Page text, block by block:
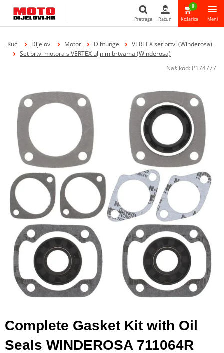
Pretraga
Pretraga Račun
0
Košarica Meni
Kući Dijelovi Motor Dihtunge
VERTEX set brtvi (Winderosa)
Set brtvi motora s VERTEX uljnim brtvama (Winderosa)
Naš kod: P174777
Complete Gasket Kit with Oil
Seals WINDEROSA 711064R